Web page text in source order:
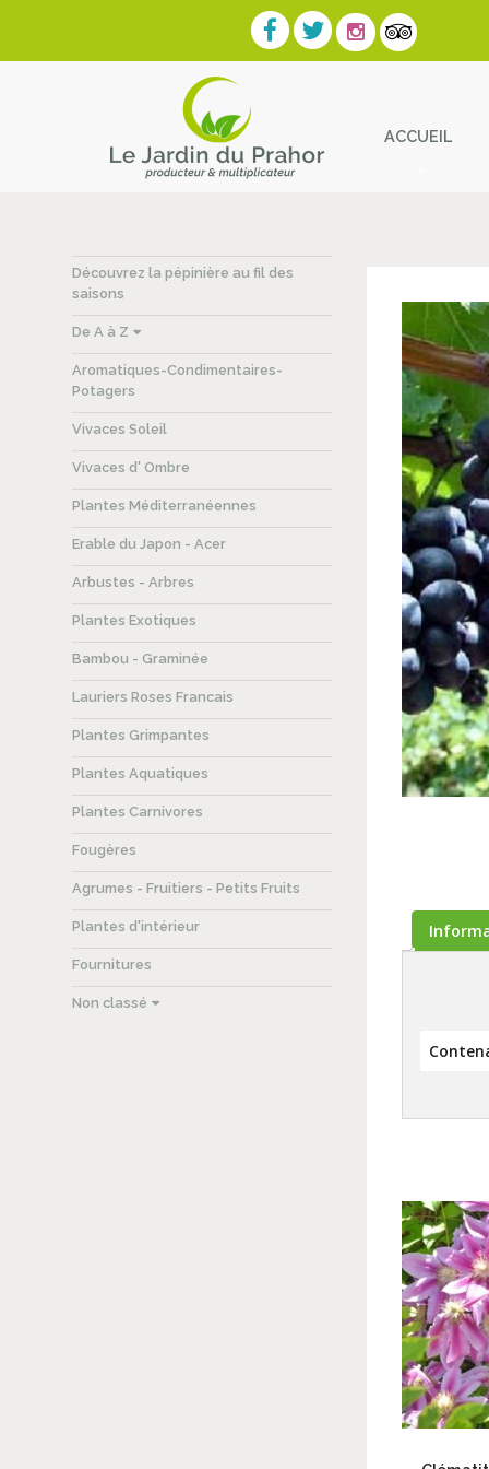
ACCUEIL
Découvrez la pépinière au fil des
saisons
De A à Z
Aromatiques-Condimentaires-
Potagers
Vivaces Soleil
Vivaces d' Ombre
Plantes Méditerranéennes
Erable du Japon - Acer
Arbustes - Arbres
Plantes Exotiques
Bambou - Graminée
Lauriers Roses Francais
Plantes Grimpantes
Plantes Aquatiques
Plantes Carnivores
Fougères
Agrumes - Fruitiers - Petits Fruits
Plantes d'intérieur
Fournitures
Non classé